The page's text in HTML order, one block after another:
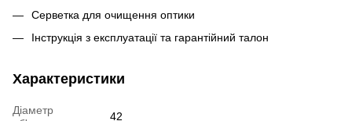
Серветка для очищення оптики
Інструкція з експлуатації та гарантійний талон
Характеристики
Діаметр
42